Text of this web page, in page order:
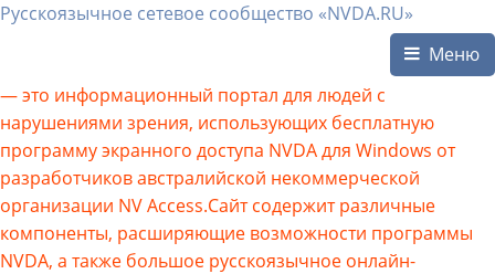
Русскоязычное сетевое сообщество «NVDA.RU»
Меню
— это информационный портал для людей с
нарушениями зрения, использующих бесплатную
программу экранного доступа NVDA для Windows от
разработчиков австралийской некоммерческой
организации NV Access.Сайт содержит различные
компоненты, расширяющие возможности программы
NVDA, а также большое русскоязычное онлайн-